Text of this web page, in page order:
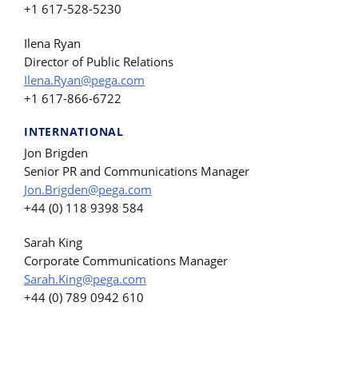
+1 617-528-5230
Ilena Ryan
Director of Public Relations
Ilena.Ryan@pega.com
+1 617-866-6722
INTERNATIONAL
Jon Brigden
Senior PR and Communications Manager
Jon.Brigden@pega.com
+44 (0) 118 9398 584
Sarah King
Corporate Communications Manager
Sarah.King@pega.com
+44 (0) 789 0942 610